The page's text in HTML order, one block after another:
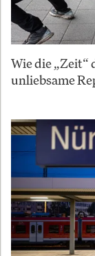
Wie die „Zeit“
unliebsame